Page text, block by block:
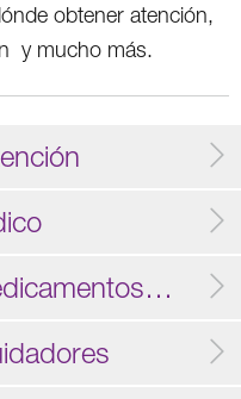
obtener atención,
y mucho más.
Encontrar mis medicamentos con receta